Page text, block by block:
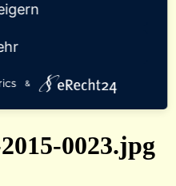
0023.jpg
&